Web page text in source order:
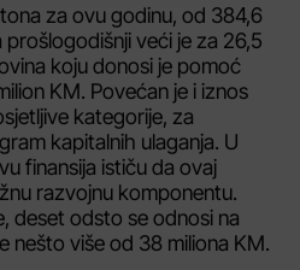
za ovu godinu, od 384,6
veći je za 26,5
koju donosi je pomoć
KM. Povećan je i iznos
kategorije, za
kapitalnih ulaganja. U
finansija ističu da ovaj
razvojnu komponentu.
deset odsto se odnosi na
nešto više od 38 miliona KM.